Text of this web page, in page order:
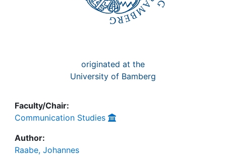
originated at the
University of Bamberg
Faculty/Chair:
Communication Studies
Author:
Raabe, Johannes